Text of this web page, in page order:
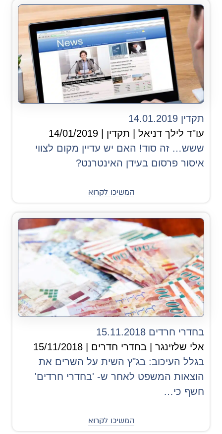
תקדין 14.01.2019
עו"ד לילך דניאל | תקדין | 14/01/2019
ששש… זה סוד! האם יש עדיין מקום לצווי
איסור פרסום בעידן האינטרנט?
המשיכו לקרוא
בחדרי חרדים 15.11.2018
אלי שלזינגר | בחדרי חדרים | 15/11/2018
בגלל העיכוב: בג"ץ השית על השרים את
הוצאות המשפט לאחר ש- 'בחדרי חרדים'
חשף כי…
המשיכו לקרוא